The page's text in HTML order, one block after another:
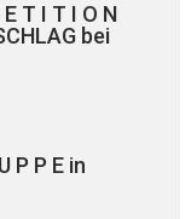
T I T I O N
bei
P P E in